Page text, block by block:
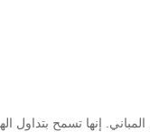
إنها تسمح بتداول